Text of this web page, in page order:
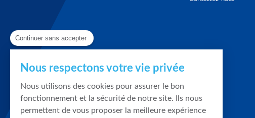
Continuer sans accepter
Nous respectons votre vie privée
Nous utilisons des cookies pour assurer le bon
fonctionnement et la sécurité de notre site. Ils nous
permettent de vous proposer la meilleure expérience